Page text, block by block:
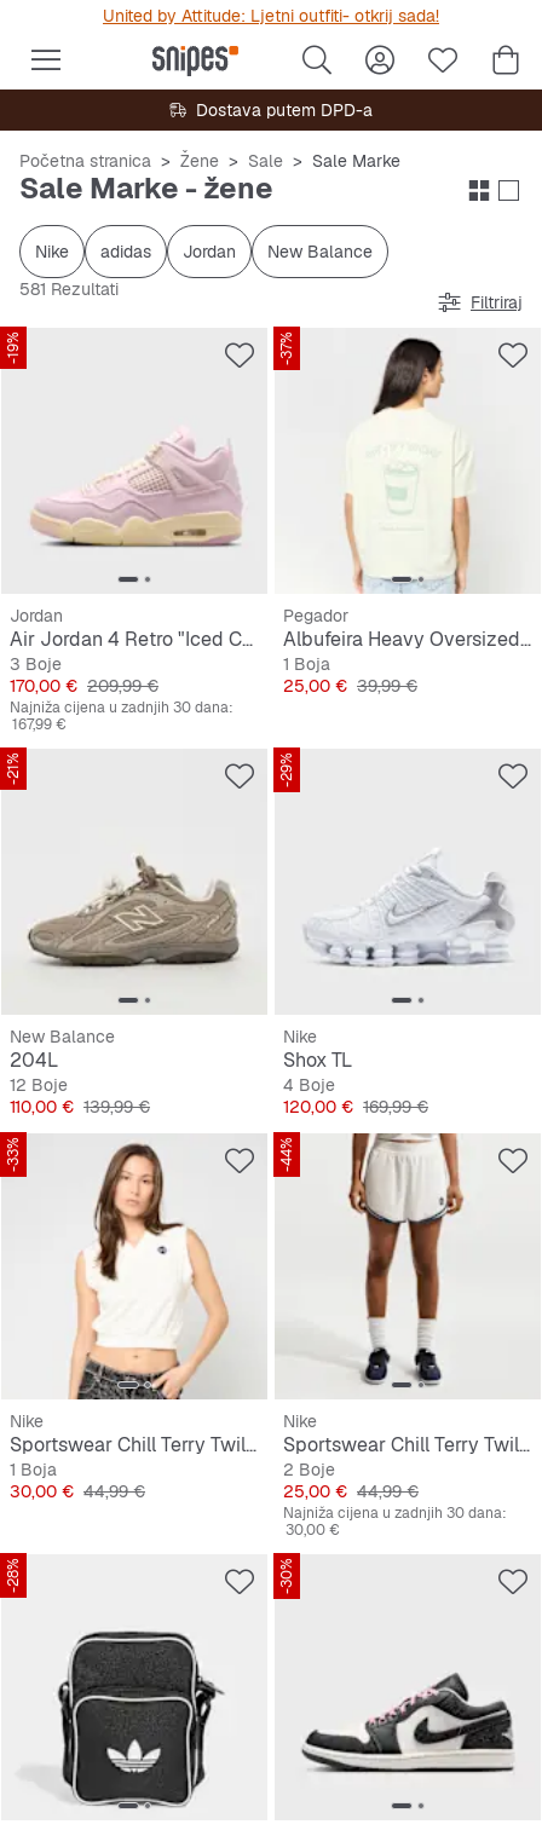
United by Attitude: Ljetni outfiti- otkrij sada!
Dostava putem DPD-a
Početna stranica Žene Sale Sale Marke
Sale Marke - žene
Nike adidas Jordan
New Balance
581 Rezultati
Filtriraj
-19%
Jordan
Air Jordan 4 Retro "Iced Carmine"
3 Boje
Cijena
170,00 € Originalna cijena
209,99 €
Najniža cijena u zadnjih 30 dana:
167,99 €
-37%
Pegador
Albufeira Heavy Oversized Tee
1 Boja
Cijena
25,00 € Originalna cijena
39,99 €
-21%
New Balance
204L
12 Boje
Cijena
110,00 € Originalna cijena
139,99 €
-29%
Nike
Shox TL
4 Boje
Cijena
120,00 € Originalna cijena
169,99 €
-33%
Nike
Sportswear Chill Terry Twill Tank
1 Boja
Cijena
30,00 € Originalna cijena
44,99 €
-44%
Nike
Sportswear Chill Terry Twill Short
2 Boje
Cijena
25,00 € Originalna cijena
44,99 €
Najniža cijena u zadnjih 30 dana:
30,00 €
-28% -30%